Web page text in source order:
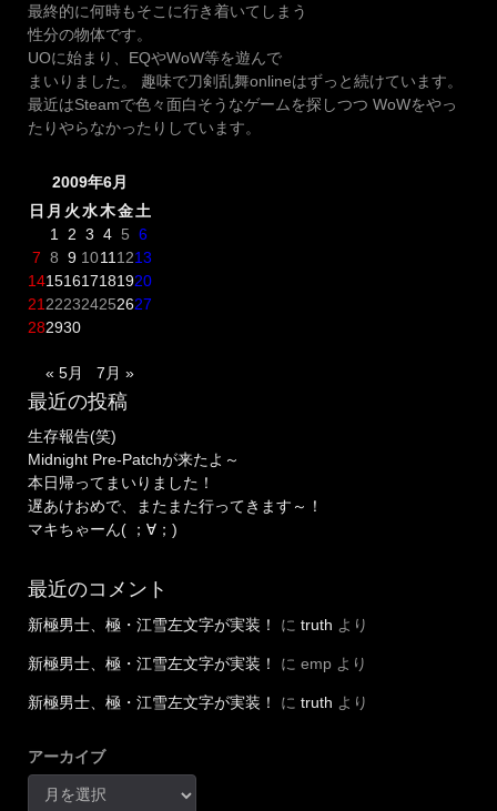
最終的に何時もそこに行き着いてしまう
性分の物体です。
UOに始まり、EQやWoW等を遊んで
まいりました。 趣味で刀剣乱舞onlineはずっと続けています。
最近はSteamで色々面白そうなゲームを探しつつ WoWをやっ
たりやらなかったりしています。
2009年6月
日 月 火水木金土
1
2 3 4 5 6
7 8 9 1011 1213
14151617181920
21 222324252627
282930
« 5月 7月 »
最近の投稿
生存報告(笑)
Midnight Pre-Patchが来たよ～
本日帰ってまいりました！
遅あけおめで、またまた行ってきます～！
マキちゃーん( ；∀；)
最近のコメント
新極男士、極・江雪左文字が実装！ に truth より
新極男士、極・江雪左文字が実装！ に emp より
新極男士、極・江雪左文字が実装！ に truth より
アーカイブ